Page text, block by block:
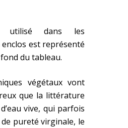
utilisé dans les
est représenté
du tableau.
végétaux vont
que la littérature
vive, qui parfois
pureté virginale, le